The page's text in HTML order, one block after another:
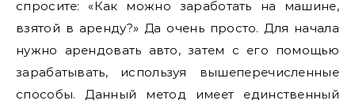
спросите: «Как можно заработать на машине,
взятой в аренду?» Да очень просто. Для начала
нужно арендовать авто, затем с его помощью
зарабатывать, используя вышеперечисленные
способы. Данный метод имеет единственный